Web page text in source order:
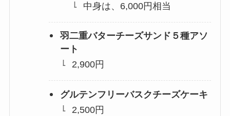
中身は、6,000円相当
羽二重バターチーズサンド５種アソ
ート
2,900円
グルテンフリーバスクチーズケーキ
2,500円